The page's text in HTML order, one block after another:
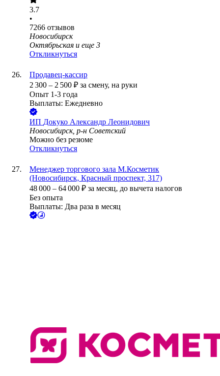
3.7
•
7266 отзывов
Новосибирск
Октябрьская и еще 3
Откликнуться
Продавец-кассир
2 300 – 2 500 ₽ за смену, на руки
Опыт 1-3 года
Выплаты: Ежедневно
ИП Докуко Александр Леонидович
Новосибирск, р-н Советский
Можно без резюме
Откликнуться
Менеджер торгового зала М.Косметик
(Новосибирск, Красный проспект, 317)
48 000 – 64 000 ₽ за месяц, до вычета налогов
Без опыта
Выплаты: Два раза в месяц